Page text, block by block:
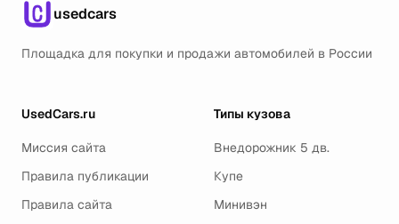
usedcars
Площадка для покупки и продажи автомобилей в России
UsedCars.ru
Миссия сайта
Правила публикации
Правила сайта
Типы кузова
Внедорожник 5 дв.
Купе
Минивэн